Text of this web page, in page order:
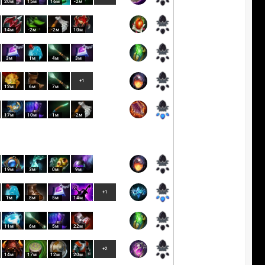
20м 15м 16м -2м
14м -2м -2м 10м
3м 1м 4м 3м
12м 6м 7м
+1
17м 10м 1м -2м
19м 3м 0м 9м
1м 8м 5м 14м
+1
11м 6м 5м 22м
14м 17м 12м 20м
+2